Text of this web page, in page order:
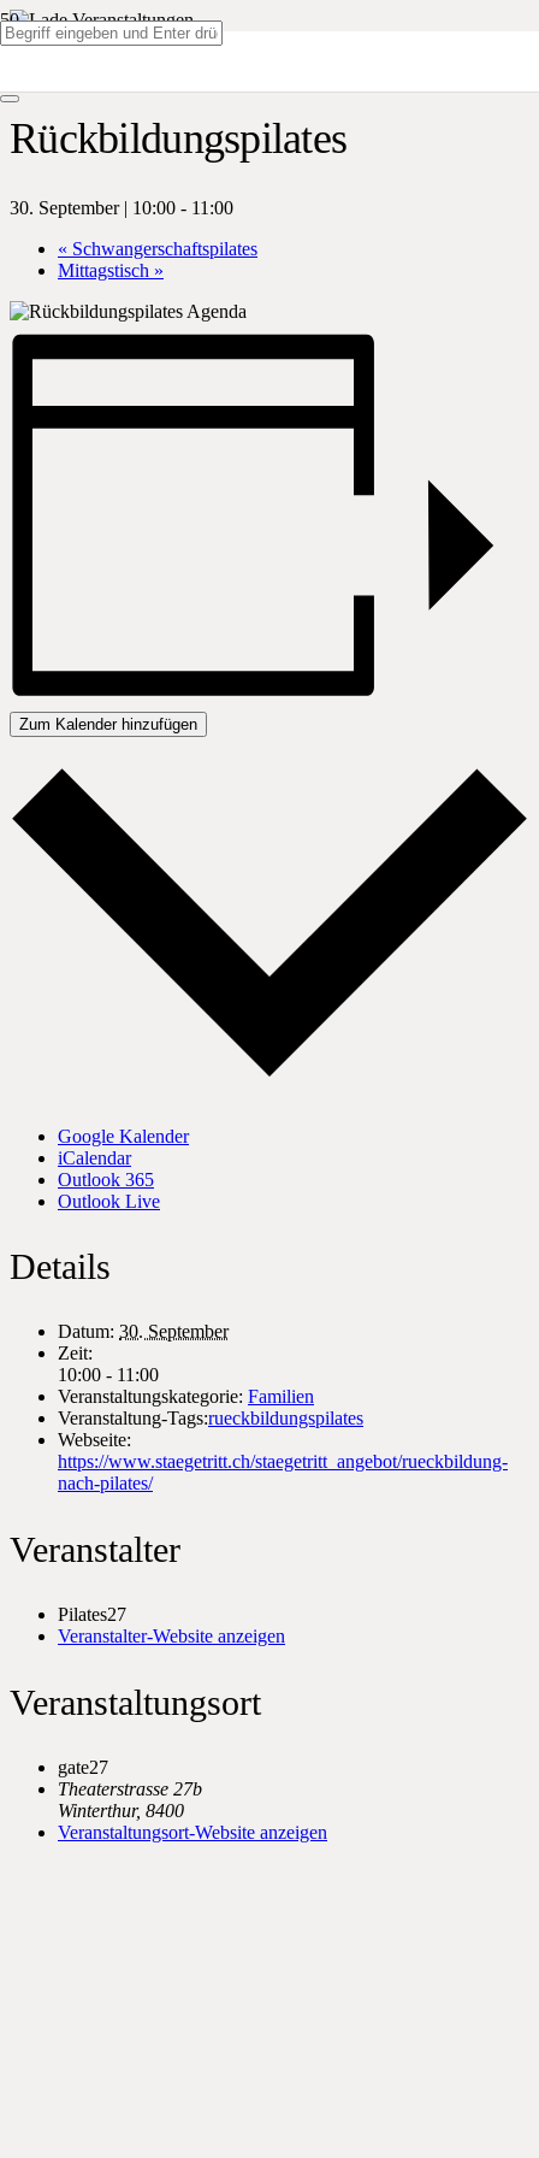
Rückbildungspilates
30. September | 10:00 - 11:00
« Schwangerschaftspilates
Mittagstisch »
Zum Kalender hinzufügen
Google Kalender
iCalendar
Outlook 365
Outlook Live
Details
Datum: 30. September
Zeit:
10:00 - 11:00
Veranstaltungskategorie: Familien
Veranstaltung-Tags:rueckbildungspilates
Webseite:
https://www.staegetritt.ch/staegetritt_angebot/rueckbildung-
nach-pilates/
Veranstalter
Pilates27
Veranstalter-Website anzeigen
Veranstaltungsort
gate27
Theaterstrasse 27b
Winterthur, 8400
Veranstaltungsort-Website anzeigen